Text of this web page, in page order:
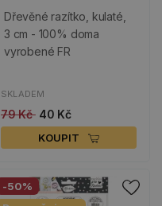
Dřevěné razítko, kulaté,
3 cm - 100% doma
vyrobené FR
SKLADEM
79 Kč 40 Kč
KOUPIT
-50%